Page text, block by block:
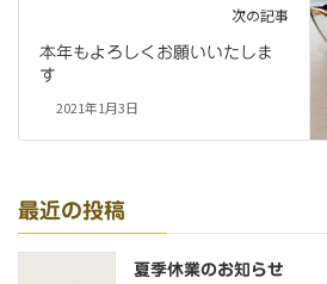
次の記事
本年もよろしくお願いいたしま
す
2021年1月3日
最近の投稿
夏季休業のお知らせ